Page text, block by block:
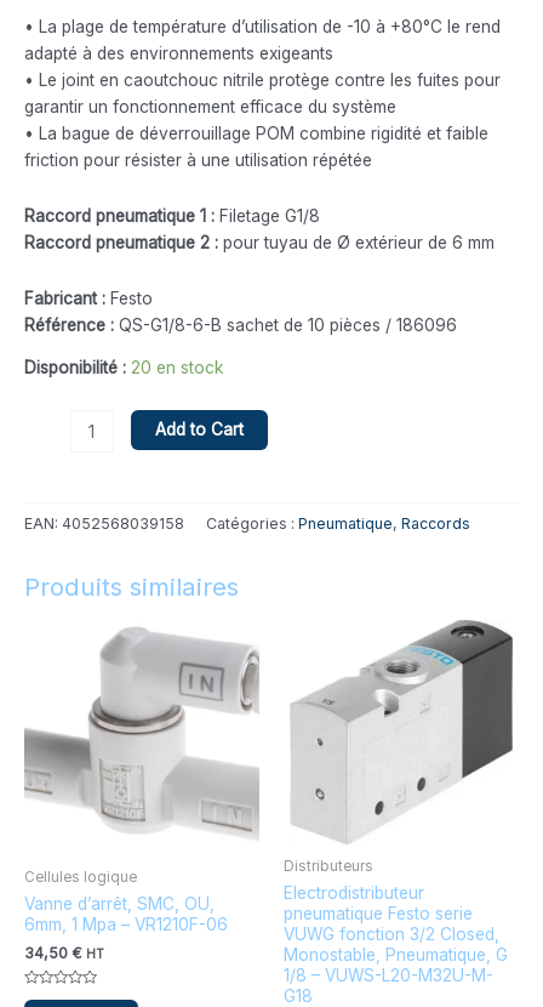
• La plage de température d’utilisation de -10 à +80°C le rend
adapté à des environnements exigeants
• Le joint en caoutchouc nitrile protège contre les fuites pour
garantir un fonctionnement efficace du système
• La bague de déverrouillage POM combine rigidité et faible
friction pour résister à une utilisation répétée
Raccord pneumatique 1 : Filetage G1/8
Raccord pneumatique 2 : pour tuyau de Ø extérieur de 6 mm
Fabricant : Festo
Référence : QS-G1/8-6-B sachet de 10 pièces / 186096
Disponibilité : 20 en stock
Add to Cart
EAN: 4052568039158 Catégories : Pneumatique, Raccords
Produits similaires
Cellules logique
Vanne d’arrêt, SMC, OU,
6mm, 1 Mpa – VR1210F-06
34,50 € HT
Note
Distributeurs
Electrodistributeur
pneumatique Festo serie
VUWG fonction 3/2 Closed,
Monostable, Pneumatique, G
1/8 – VUWS-L20-M32U-M-
G18